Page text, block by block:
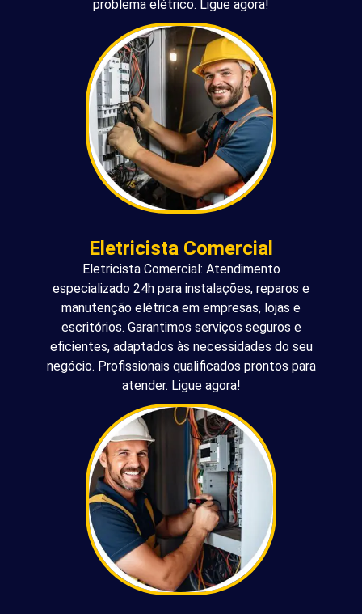
problema elétrico. Ligue agora!
Eletricista Comercial
Eletricista Comercial: Atendimento
especializado 24h para instalações, reparos e
manutenção elétrica em empresas, lojas e
escritórios. Garantimos serviços seguros e
eficientes, adaptados às necessidades do seu
negócio. Profissionais qualificados prontos para
atender. Ligue agora!